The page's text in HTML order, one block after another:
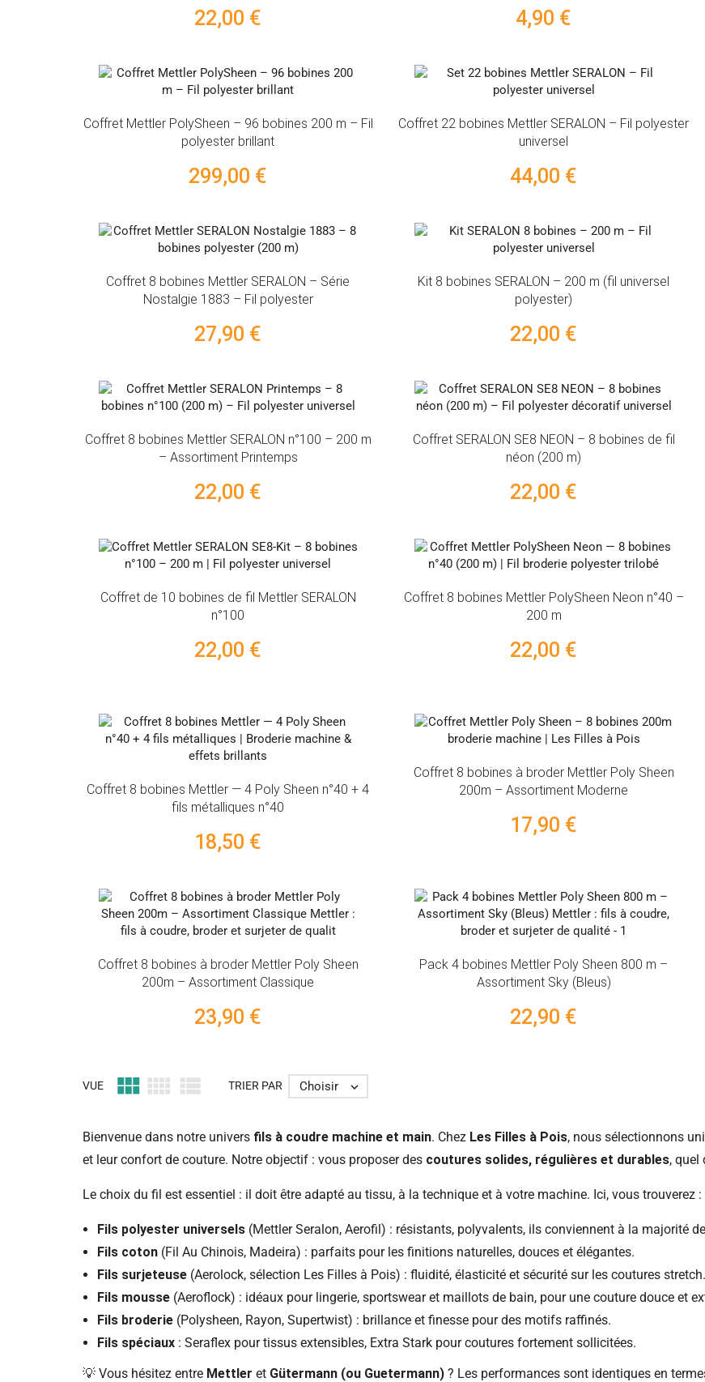
22,00 € 4,90 €
Coffret Mettler PolySheen – 96 bobines 200 m – Fil
polyester brillant
299,00 €
Coffret 22 bobines Mettler SERALON – Fil polyester
universel
44,00 €
Coffret 8 bobines Mettler SERALON – Série
Nostalgie 1883 – Fil polyester
27,90 €
Kit 8 bobines SERALON – 200 m (fil universel
polyester)
22,00 €
Coffret 8 bobines Mettler SERALON n°100 – 200 m
– Assortiment Printemps
22,00 €
Coffret SERALON SE8 NEON – 8 bobines de fil
néon (200 m)
22,00 €
Coffret de 10 bobines de fil Mettler SERALON
n°100
22,00 €
Coffret 8 bobines Mettler PolySheen Neon n°40 –
200 m
22,00 €
Coffret 8 bobines Mettler — 4 Poly Sheen n°40 + 4
fils métalliques n°40
18,50 €
Coffret 8 bobines à broder Mettler Poly Sheen
200m – Assortiment Moderne
17,90 €
Coffret 8 bobines à broder Mettler Poly Sheen
200m – Assortiment Classique
23,90 €
Pack 4 bobines Mettler Poly Sheen 800 m –
Assortiment Sky (Bleus)
22,90 €
VUE    TRIER PAR Choisir 
Bienvenue dans notre univers fils à coudre machine et main. Chez Les Filles à Pois, nous sélectionnons
et leur confort de couture. Notre objectif : vous proposer des coutures solides, régulières et durables, quel
Le choix du fil est essentiel : il doit être adapté au tissu, à la technique et à votre machine. Ici, vous trouverez :
Fils polyester universels (Mettler Seralon, Aerofil) : résistants, polyvalents, ils conviennent à la majorité
Fils coton (Fil Au Chinois, Madeira) : parfaits pour les finitions naturelles, douces et élégantes.
Fils surjeteuse (Aerolock, sélection Les Filles à Pois) : fluidité, élasticité et sécurité sur les coutures stretch.
Fils mousse (Aeroflock) : idéaux pour lingerie, sportswear et maillots de bain, pour une couture douce et
Fils broderie (Polysheen, Rayon, Supertwist) : brillance et finesse pour des motifs raffinés.
Fils spéciaux : Seraflex pour tissus extensibles, Extra Stark pour coutures fortement sollicitées.
💡 Vous hésitez entre Mettler et Gütermann (ou Guetermann) ? Les performances sont identiques en